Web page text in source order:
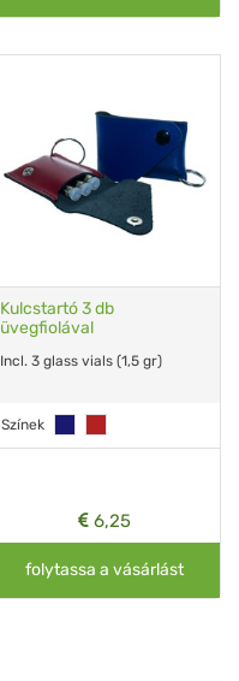
Kulcstartó 3 db
üvegfiolával
Incl. 3 glass vials (1,5 gr)
Színek
6,25
folytassa a vásárlást